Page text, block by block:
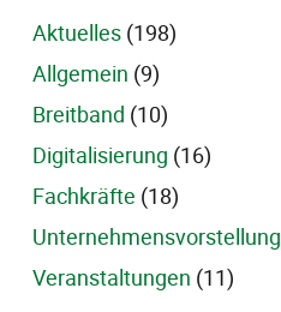
Aktuelles (198)
Allgemein (9)
Breitband (10)
Digitalisierung (16)
Fachkräfte (18)
Unternehmensvorstellung
Veranstaltungen (11)